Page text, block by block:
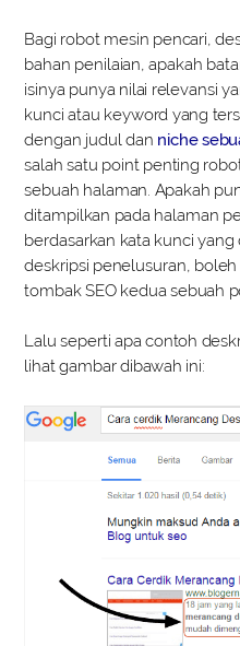
Bagi robot mesin pencari,
bahan penilaian, apakah
isinya punya nilai relevansi
kunci atau keyword yang
dengan judul dan niche
salah satu point penting
sebuah halaman. Apakah
ditampilkan pada halaman
berdasarkan kata kunci
deskripsi penelusuran,
tombak SEO kedua sebuah
Lalu seperti apa contoh
lihat gambar dibawah ini: